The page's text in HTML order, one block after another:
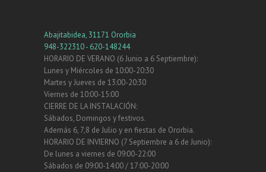
Abajitabidea, 31171 Ororbia
948-322310 - 620-148244
HORARIO DE VERANO (6 Junio a 6 Septiembre):
Lunes y Miércoles de 10:00-20:30
Martes y Jueves de 13:00-20:30
Viernes de 10:00-15:00
CIERRE DE LA INSTALACIÓN:
Sábados, Domingos y festivos.
Además 6, 7,8 de Julio y en fiestas de Ororbia.
HORARIO DE INVIERNO (7 Septiembre a 6 de Junio):
De lunes a viernes de 09:00-22:00
Sábados de 09:00-14:00 / 17:00-20:00